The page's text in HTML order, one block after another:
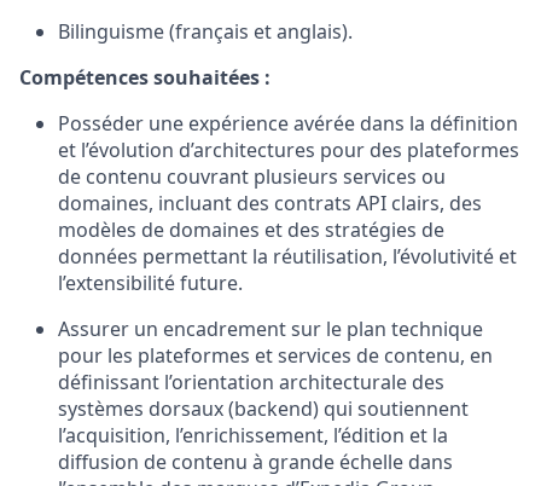
Bilinguisme (français et anglais).
Compétences souhaitées :
Posséder une expérience avérée dans la définition
et l’évolution d’architectures pour des plateformes
de contenu couvrant plusieurs services ou
domaines, incluant des contrats API clairs, des
modèles de domaines et des stratégies de
données permettant la réutilisation, l’évolutivité et
l’extensibilité future.
Assurer un encadrement sur le plan technique
pour les plateformes et services de contenu, en
définissant l’orientation architecturale des
systèmes dorsaux (backend) qui soutiennent
l’acquisition, l’enrichissement, l’édition et la
diffusion de contenu à grande échelle dans